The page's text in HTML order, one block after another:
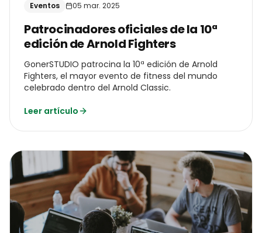
Eventos 05 mar. 2025
Patrocinadores oficiales de la 10ª
edición de Arnold Fighters
GonerSTUDIO patrocina la 10ª edición de Arnold
Fighters, el mayor evento de fitness del mundo
celebrado dentro del Arnold Classic.
Leer artículo